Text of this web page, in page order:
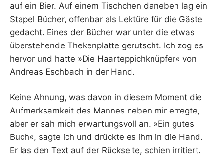
auf ein Bier. Auf einem Tischchen daneben lag ein
Stapel Bücher, offenbar als Lektüre für die Gäste
gedacht. Eines der Bücher war unter die etwas
überstehende Thekenplatte gerutscht. Ich zog es
hervor und hatte »Die Haarteppichknüpfer« von
Andreas Eschbach in der Hand.
Keine Ahnung, was davon in diesem Moment die
Aufmerksamkeit des Mannes neben mir erregte,
aber er sah mich erwartungsvoll an. »Ein gutes
Buch«, sagte ich und drückte es ihm in die Hand.
Er las den Text auf der Rückseite, schien irritiert.